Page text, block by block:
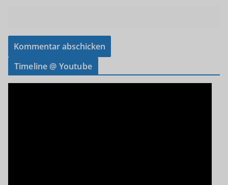
Timeline @ Youtube